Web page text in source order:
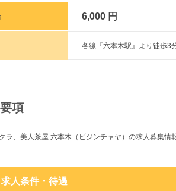
6,000 円
各線『六本木駅』より徒歩3
項
ラ、美人茶屋 六本木（ビジンチャヤ）の求人募集情
求人条件・待遇